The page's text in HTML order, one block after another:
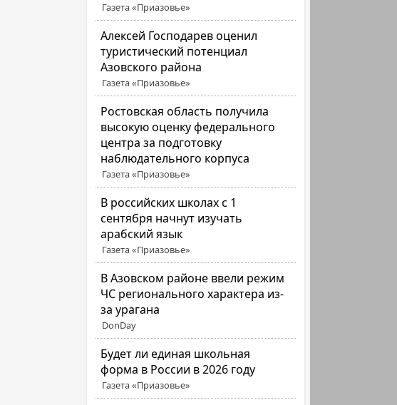
Газета «Приазовье»
Алексей Господарев оценил
туристический потенциал
Азовского района
Газета «Приазовье»
Ростовская область получила
высокую оценку федерального
центра за подготовку
наблюдательного корпуса
Газета «Приазовье»
В российских школах с 1
сентября начнут изучать
арабский язык
Газета «Приазовье»
В Азовском районе ввели режим
ЧС регионального характера из-
за урагана
DonDay
Будет ли единая школьная
форма в России в 2026 году
Газета «Приазовье»